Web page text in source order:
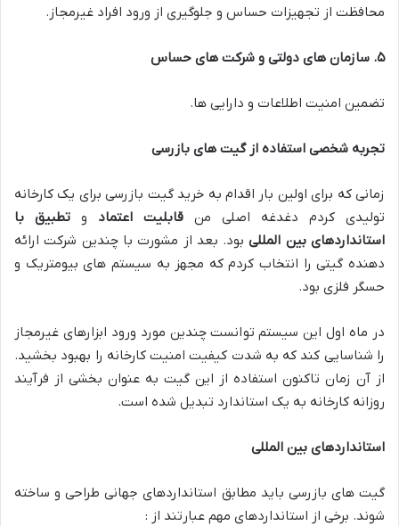
محافظت از تجهیزات حساس و جلوگیری از ورود افراد غیرمجاز.
۵. سازمان های دولتی و شرکت های حساس
تضمین امنیت اطلاعات و دارایی ها.
تجربه شخصی استفاده از گیت های بازرسی
زمانی که برای اولین بار اقدام به خرید گیت بازرسی برای یک کارخانه
تولیدی کردم دغدغه اصلی من قابلیت اعتماد و تطبیق با
استانداردهای بین المللیبود. بعد از مشورت با چندین شرکت ارائه
دهنده گیتی را انتخاب کردم که مجهز به سیستم های بیومتریک و
حسگر فلزی بود.
در ماه اول این سیستم توانست چندین مورد ورود ابزارهای غیرمجاز
را شناسایی کند که به شدت کیفیت امنیت کارخانه را بهبود بخشید.
از آن زمان تاکنون استفاده از این گیت به عنوان بخشی از فرآیند
روزانه کارخانه به یک استاندارد تبدیل شده است.
استانداردهای بین المللی
گیت های بازرسی باید مطابق استانداردهای جهانی طراحی و ساخته
شوند. برخی از استانداردهای مهم عبارتند از :